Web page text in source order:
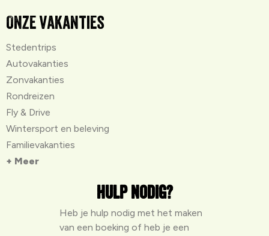
Onze vakanties
Stedentrips
Autovakanties
Zonvakanties
Rondreizen
Fly & Drive
Wintersport en beleving
Familievakanties
+ Meer
Hulp nodig?
Heb je hulp nodig met het maken
van een boeking of heb je een